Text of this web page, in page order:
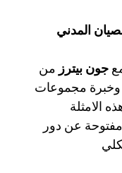
المدني
جون بيترز
مجموعات
عن دور